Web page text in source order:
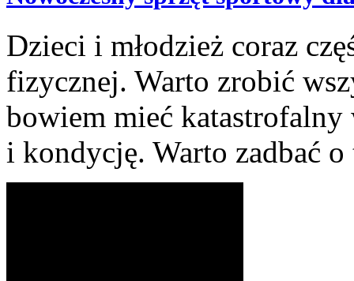
Dzieci i młodzież coraz
fizycznej. Warto zrobić
bowiem mieć katastrofalny
i kondycję. Warto zadbać o